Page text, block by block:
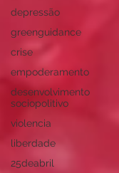
depressão
greenguidance
crise
empoderamento
desenvolvimento
sociopolitivo
violencia
liberdade
25deabril